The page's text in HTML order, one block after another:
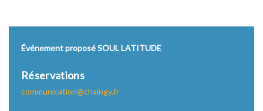
Événement proposé SOUL LATITUDE
Réservations
communication@chaingy.fr